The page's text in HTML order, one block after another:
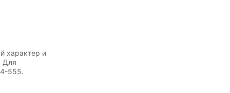
характер и
Для
555.